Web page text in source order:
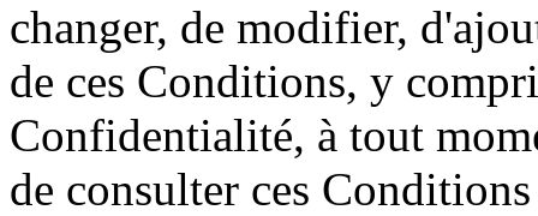
changer, de modifier,
de ces Conditions, y
Confidentialité, à tout
de consulter ces